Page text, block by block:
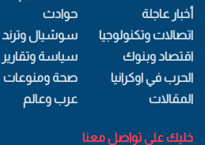
أخبار عاجلة
اتصالات وتكنولوجيا
اقتصاد وبنوك
الحرب في اوكرانيا
المقالات
حوادث
سوشيال وترند
سياسة وتقارير
صحة ومنوعات
عرب وعالم
خليك علي تواصل معنا